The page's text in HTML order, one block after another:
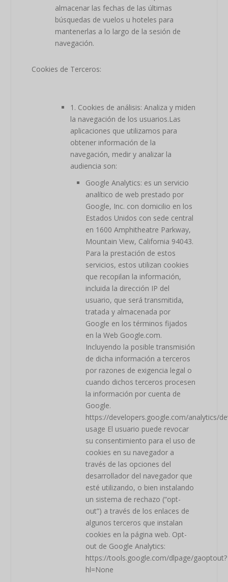
almacenar las fechas de las últimas
búsquedas de vuelos u hoteles para
mantenerlas a lo largo de la sesión de
navegación.
Cookies de Terceros:
1. Cookies de análisis: Analiza y miden
la navegación de los usuarios.Las
aplicaciones que utilizamos para
obtener información de la
navegación, medir y analizar la
audiencia son:
Google Analytics: es un servicio
analítico de web prestado por
Google, Inc. con domicilio en los
Estados Unidos con sede central
en 1600 Amphitheatre Parkway,
Mountain View, California 94043.
Para la prestación de estos
servicios, estos utilizan cookies
que recopilan la información,
incluida la dirección IP del
usuario, que será transmitida,
tratada y almacenada por
Google en los términos fijados
en la Web Google.com.
Incluyendo la posible transmisión
de dicha información a terceros
por razones de exigencia legal o
cuando dichos terceros procesen
la información por cuenta de
Google.
https://developers.google.com/analytics/
usage El usuario puede revocar
su consentimiento para el uso de
cookies en su navegador a
través de las opciones del
desarrollador del navegador que
esté utilizando, o bien instalando
un sistema de rechazo (“opt-
out”) a través de los enlaces de
algunos terceros que instalan
cookies en la página web. Opt-
out de Google Analytics:
https://tools.google.com/dlpage/gaoptout?
hl=None